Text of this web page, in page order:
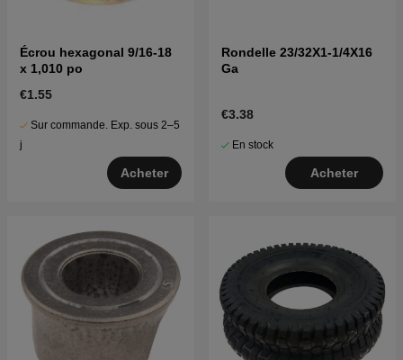
Écrou hexagonal 9/16-18
x 1,010 po
€1.55
Sur commande. Exp. sous 2–5
j
Acheter
Rondelle 23/32X1-1/4X16
Ga
€3.38
En stock
Acheter